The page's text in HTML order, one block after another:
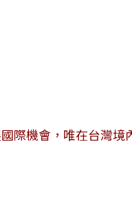
際機會，唯在台灣境